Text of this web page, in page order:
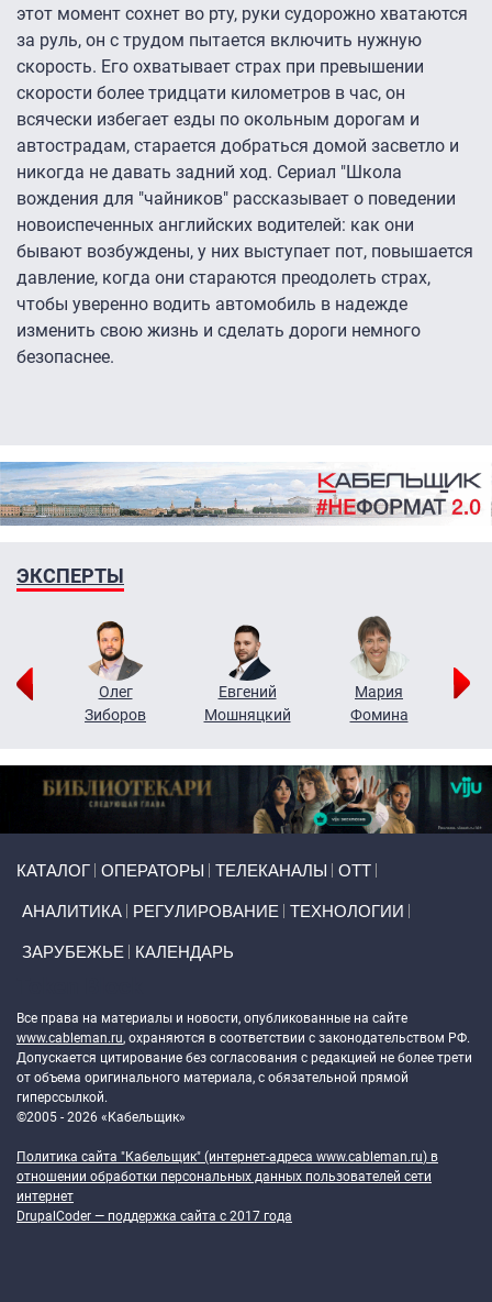
этот момент сохнет во рту, руки судорожно хватаются
за руль, он с трудом пытается включить нужную
скорость. Его охватывает страх при превышении
скорости более тридцати километров в час, он
всячески избегает езды по окольным дорогам и
автострадам, старается добраться домой засветло и
никогда не давать задний ход. Сериал "Школа
вождения для "чайников" рассказывает о поведении
новоиспеченных английских водителей: как они
бывают возбуждены, у них выступает пот, повышается
давление, когда они стараются преодолеть страх,
чтобы уверенно водить автомобиль в надежде
изменить свою жизнь и сделать дороги немного
безопаснее.
ЭКСПЕРТЫ
Олег
Зиборов
Евгений
Мошняцкий
Мария
Фомина
КАТАЛОГ ОПЕРАТОРЫ ТЕЛЕКАНАЛЫ ОТТ
АНАЛИТИКА РЕГУЛИРОВАНИЕ ТЕХНОЛОГИИ
ЗАРУБЕЖЬЕ КАЛЕНДАРЬ
Все права на материалы и новости, опубликованные на сайте
www.cableman.ru, охраняются в соответствии с законодательством РФ.
Допускается цитирование без согласования с редакцией не более трети
от объема оригинального материала, с обязательной прямой
гиперссылкой.
©2005 - 2026 «Кабельщик»
Политика сайта "Кабельщик" (интернет-адреса www.cableman.ru) в
отношении обработки персональных данных пользователей сети
интернет
DrupalCoder — поддержка сайта c 2017 года